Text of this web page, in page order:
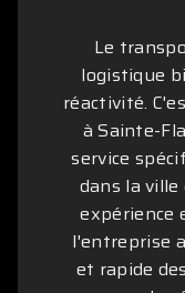
Le
logistique
réactivité.
à Sainte-
service
dans la ville
expérience
l'entreprise
et rapide